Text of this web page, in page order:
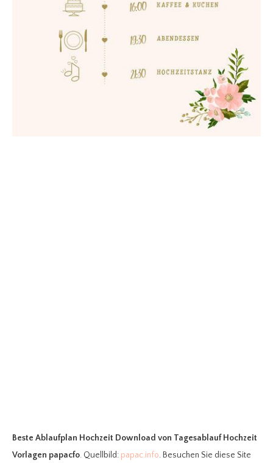
Beste Ablaufplan Hochzeit Download von Tagesablauf Hochzeit
Vorlagen papacfo. Quellbild: papac.info. Besuchen Sie diese Site